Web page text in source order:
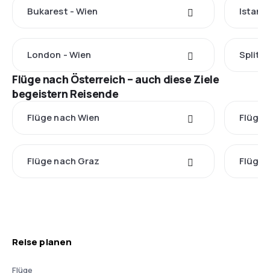
Bukarest - Wien
London - Wien Split -
Flüge nach Österreich – auch diese Ziele
begeistern Reisende
Flüge nach Wien Flüge
Flüge nach Graz Flüge
Reise planen
Flüge